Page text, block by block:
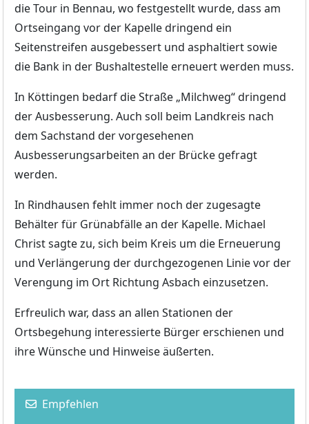
die Tour in Bennau, wo festgestellt wurde, dass am
Ortseingang vor der Kapelle dringend ein
Seitenstreifen ausgebessert und asphaltiert sowie
die Bank in der Bushaltestelle erneuert werden muss.
In Köttingen bedarf die Straße „Milchweg“ dringend
der Ausbesserung. Auch soll beim Landkreis nach
dem Sachstand der vorgesehenen
Ausbesserungsarbeiten an der Brücke gefragt
werden.
In Rindhausen fehlt immer noch der zugesagte
Behälter für Grünabfälle an der Kapelle. Michael
Christ sagte zu, sich beim Kreis um die Erneuerung
und Verlängerung der durchgezogenen Linie vor der
Verengung im Ort Richtung Asbach einzusetzen.
Erfreulich war, dass an allen Stationen der
Ortsbegehung interessierte Bürger erschienen und
ihre Wünsche und Hinweise äußerten.
Empfehlen